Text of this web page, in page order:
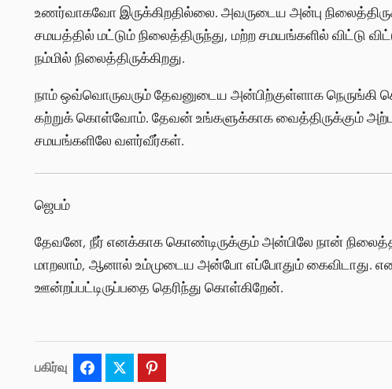
உணர்வாகவோ இருக்கிறதில்லை. அவருடைய அன்பு
சமயத்தில் மட்டும் நிலைத்திருந்து, மற்ற சமயங்களில் விட்டு
நம்மில் நிலைத்திருக்கிறது.
நாம் ஒவ்வொருவரும் தேவனுடைய அன்பிற்குள்ளாக நெருங்கி
கற்றுக் கொள்வோம். தேவன் உங்களுக்காக வைத்திருக்கும்
சமயங்களிலே வளர்வீர்கள்.
ஜெபம்
தேவனே, நீர் எனக்காக கொண்டிருக்கும் அன்பிலே நான்
மாறலாம், ஆனால் உம்முடைய அன்போ எப்போதும் கைவிடாது.
ஊன்றப்பட்டிருப்பதை தெரிந்து கொள்கிறேன்.
பகிர்வு Facebook Twitter